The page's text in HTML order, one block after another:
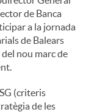
de Banca
a la jornada
de Balears
nou marc de
(criteris
de les